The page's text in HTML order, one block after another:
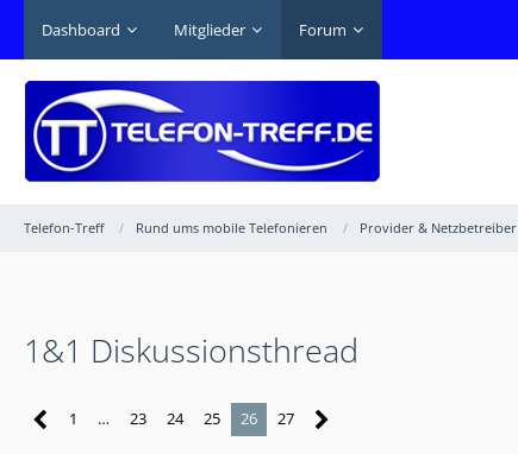
Dashboard Mitglieder Forum
Telefon-Treff Rund ums mobile Telefonieren Provider & Netzbetreiber
1&1 Diskussionsthread
1 … 23 24 25 26 27